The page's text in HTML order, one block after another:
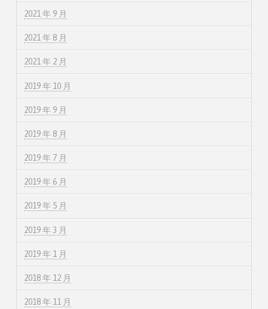
2021 年 9 月
2021 年 8 月
2021 年 2 月
2019 年 10 月
2019 年 9 月
2019 年 8 月
2019 年 7 月
2019 年 6 月
2019 年 5 月
2019 年 3 月
2019 年 1 月
2018 年 12 月
2018 年 11 月